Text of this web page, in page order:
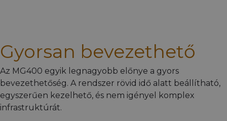
Gyorsan bevezethető
Az MG400 egyik legnagyobb előnye a gyors
bevezethetőség. A rendszer rövid idő alatt beállítható,
egyszerűen kezelhető, és nem igényel komplex
infrastruktúrát.